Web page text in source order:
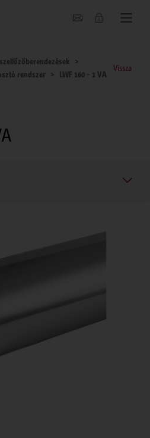
rendszer LWF 160 - 1 VA
Vissza